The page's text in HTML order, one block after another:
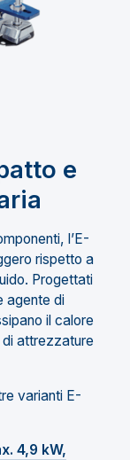
e
l’E-
rispetto a
Progettati
agente di
il calore
attrezzature
varianti E-
4,9 kW,